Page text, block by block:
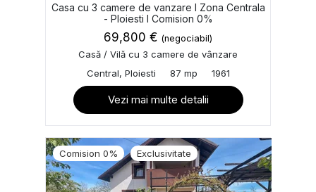
Casa cu 3 camere de vanzare I Zona Centrala
- Ploiesti I Comision 0%
69,800 € (negociabil)
Casă / Vilă cu 3 camere de vânzare
Central, Ploiesti
87 mp 1961
Vezi mai multe detalii
Comision 0% Exclusivitate